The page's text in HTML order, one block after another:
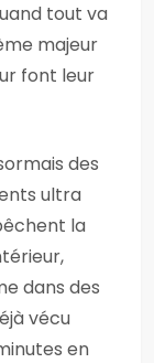
tout va
majeur
font leur
des
ultra
la
dans des
vécu
en